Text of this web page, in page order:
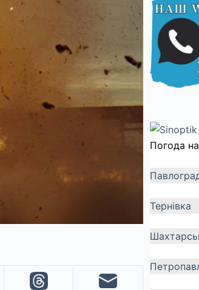
Погода
Тернівка